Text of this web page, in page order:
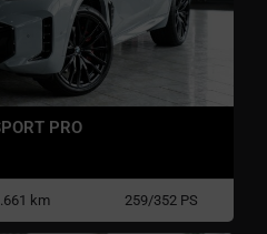
PRO
km 259/352 PS